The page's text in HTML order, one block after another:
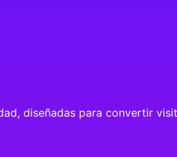
diseñadas para convertir